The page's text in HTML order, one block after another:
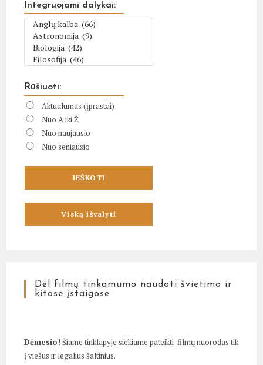
Integruojami dalykai:
Rūšiuoti:
Aktualumas (įprastai)
Nuo A iki Ž
Nuo naujausio
Nuo seniausio
Dėl filmų tinkamumo naudoti švietimo ir
kitose įstaigose
Dėmesio! Šiame tinklapyje siekiame pateikti filmų nuorodas tik
į viešus ir legalius šaltinius.